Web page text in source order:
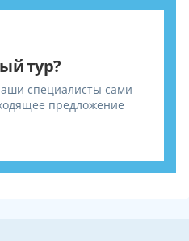
тур?
специалисты сами
предложение